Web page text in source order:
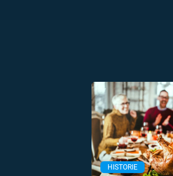
HISTORIE